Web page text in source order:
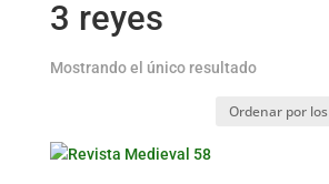
3 reyes
Mostrando el único resultado